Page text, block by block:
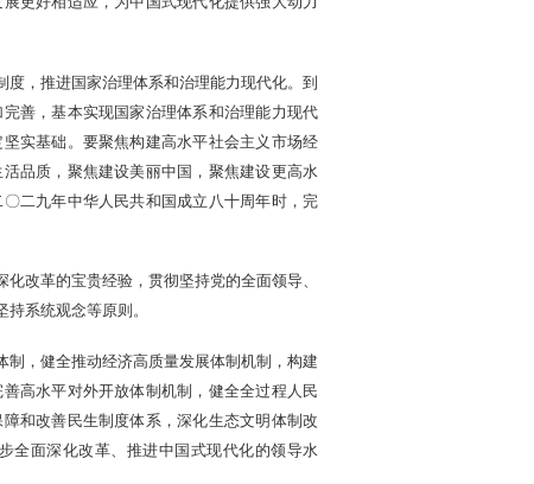
，推进国家治理体系和治理能力现代化。到
善，基本实现国家治理体系和治理能力现代
实基础。要聚焦构建高水平社会主义市场经
品质，聚焦建设美丽中国，聚焦建设更高水
二九年中华人民共和国成立八十周年时，完
改革的宝贵经验，贯彻坚持党的全面领导、
系统观念等原则。
，健全推动经济高质量发展体制机制，构建
高水平对外开放体制机制，健全全过程人民
和改善民生制度体系，深化生态文明体制改
全面深化改革、推进中国式现代化的领导水